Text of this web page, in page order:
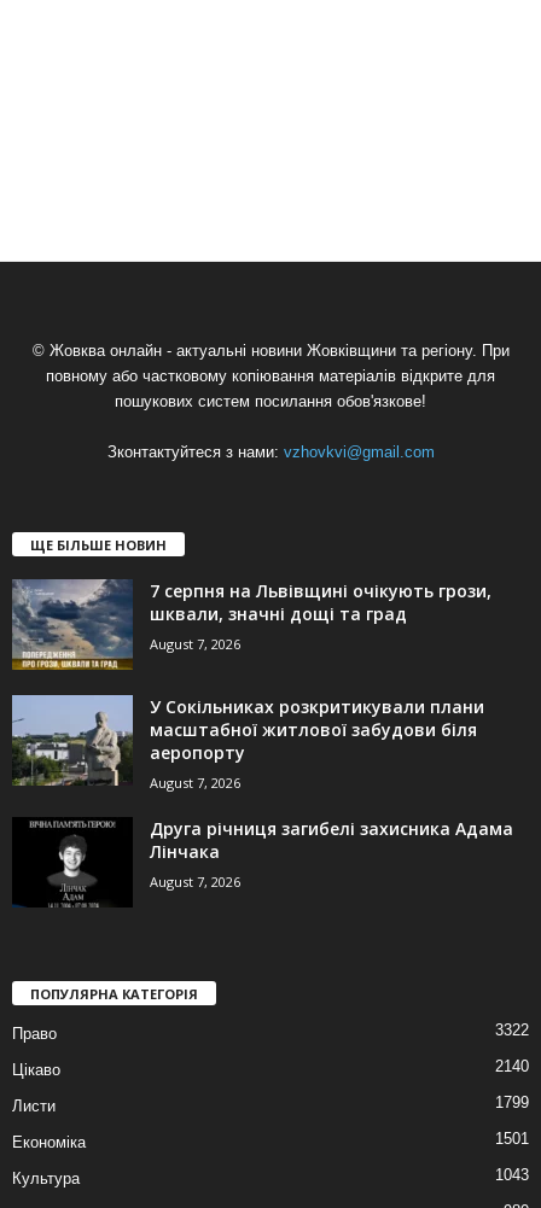
© Жовква онлайн - актуальні новини Жовківщини та регіону. При
повному або частковому копіювання матеріалів відкрите для
пошукових систем посилання обов'язкове!
Зконтактуйтеся з нами: vzhovkvi@gmail.com
ЩЕ БІЛЬШЕ НОВИН
7 серпня на Львівщині очікують грози,
шквали, значні дощі та град
August 7, 2026
У Сокільниках розкритикували плани
масштабної житлової забудови біля
аеропорту
August 7, 2026
Друга річниця загибелі захисника Адама
Лінчака
August 7, 2026
ПОПУЛЯРНА КАТЕГОРІЯ
Право 3322
Цікаво 2140
Листи 1799
Економіка 1501
Культура 1043